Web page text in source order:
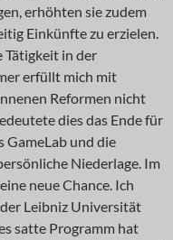
erhöhten sie zudem
Einkünfte zu erzielen.
Tätigkeit in der
erfüllt mich mit
Reformen nicht
dies das Ende für
GameLab und die
Niederlage. Im
neue Chance. Ich
Leibniz Universität
satte Programm hat